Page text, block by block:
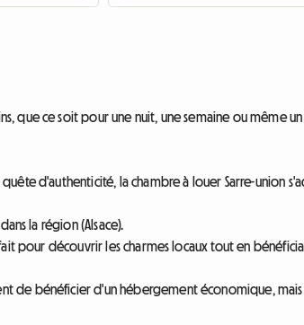
que ce soit pour une nuit, une semaine ou même
d'authenticité, la chambre à louer Sarre-union
la région (Alsace).
pour découvrir les charmes locaux tout en
de bénéficier d'un hébergement économique,